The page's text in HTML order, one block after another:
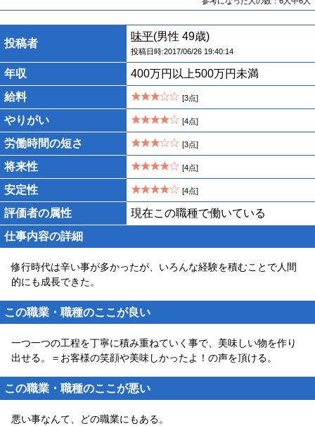
投稿者
味平(男性 49歳)
投稿日時:2017/06/26 19:40:14
年収
400万円以上500万円未満
給料
[3点]
やりがい [4点]
労働時間の短さ [3点]
将来性 [4点]
安定性 [4点]
評価者の属性
現在この職種で働いている
仕事内容の詳細
修行時代は辛い事が多かったが、いろんな経験を積むことで人間
的にも成長できた。
この職業・職種のここが良い
一つ一つの工程を丁寧に積み重ねていく事で、美味しい物を作り
出せる。＝お客様の笑顔や美味しかったよ！の声を頂ける。
この職業・職種のここが悪い
悪い事なんて、どの職業にもある。